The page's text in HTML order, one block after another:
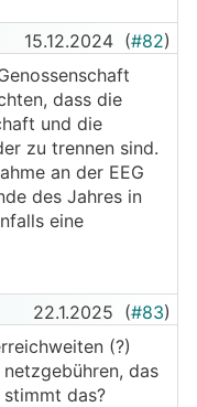
15.12.2024 (#82)
dass die
und die
zu trennen sind.
an der EEG
des Jahres in
eine
22.1.2025 (#83)
(?)
das
stimmt das?